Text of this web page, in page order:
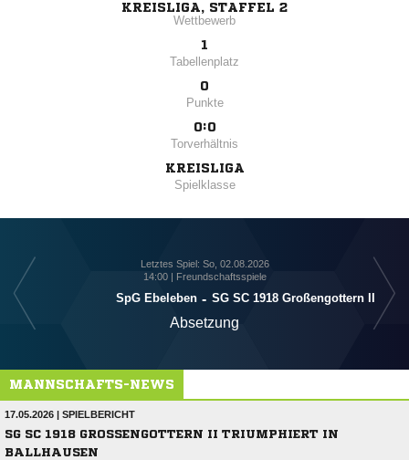
KREISLIGA, STAFFEL 2
Wettbewerb
1
Tabellenplatz
0
Punkte
0:0
Torverhältnis
KREISLIGA
Spielklasse
Letztes Spiel: So, 02.08.2026
14:00 | Freundschaftsspiele
SpG Ebeleben - SG SC 1918 Großengottern II
Absetzung
SG
MANNSCHAFTS-NEWS
17.05.2026 | SPIELBERICHT
SG SC 1918 GROSSENGOTTERN II TRIUMPHIERT IN B
ALLHAUSEN